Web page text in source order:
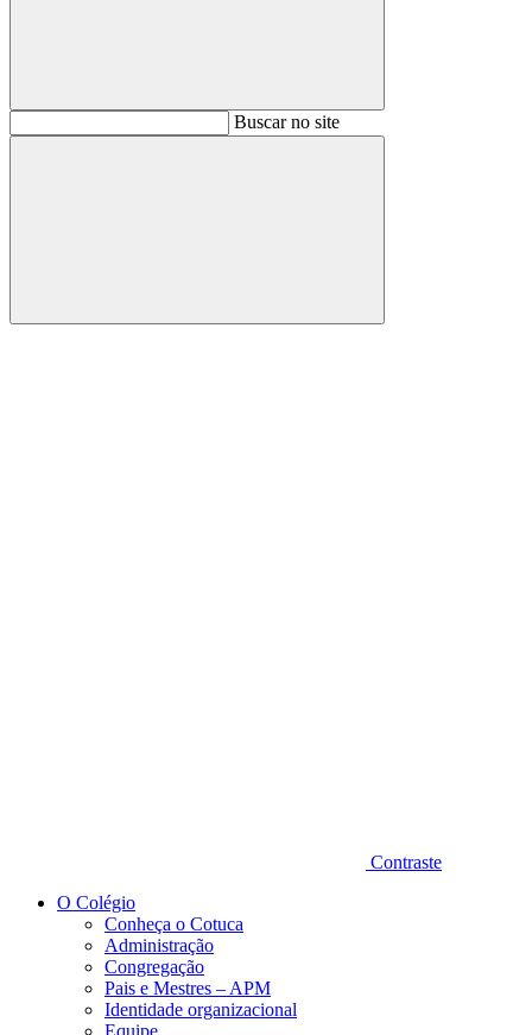
BuscarBuscar no site
Buscar
Contraste
O Colégio
Conheça o Cotuca
Administração
Congregação
Pais e Mestres – APM
Identidade organizacional
Equipe